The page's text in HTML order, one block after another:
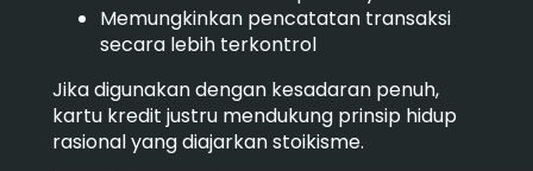
Memungkinkan pencatatan transaksi
secara lebih terkontrol
Jika digunakan dengan kesadaran penuh,
kartu kredit justru mendukung prinsip hidup
rasional yang diajarkan stoikisme.